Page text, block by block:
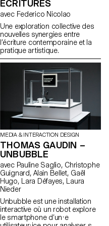
ÉCRITURES
avec Federico Nicolao
Une exploration collective des
nouvelles synergies entre
l’écriture contemporaine et la
pratique artistique.
MEDIA & INTERACTION DESIGN
THOMAS GAUDIN –
UNBUBBLE
avec Pauline Saglio, Christophe
Guignard, Alain Bellet, Gaël
Hugo, Lara Défayes, Laura
Nieder
Unbubble est une installation
interactive où un robot explore
le smartphone d’un·e